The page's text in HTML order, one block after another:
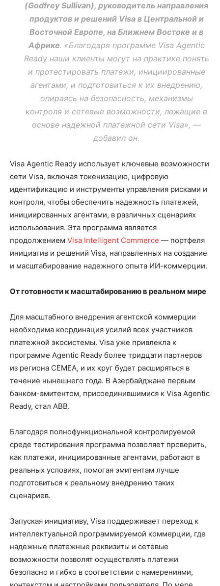
(Godfrey Sullivan), руководитель направления
продуктов и решений Visa в Центральной и
Восточной Европе, на Ближнем Востоке и в
Африке. «Благодаря программе Visa Agentic
Ready наши клиенты могут на практике понять
и протестировать платежи, инициированные
агентами, и подготовиться к их внедрению,
опираясь на безопасность, механизмы
контроля и сетевые возможности, лежащие в
основе надежной платежной сети Visa», —
добавил он.
Visa Agentic Ready использует ключевые возможности
сети Visa, включая токенизацию, цифровую
идентификацию и инструменты управления рисками и
контроля, чтобы обеспечить надежность платежей,
инициированных агентами, в различных сценариях
использования. Эта программа является
продолжением Visa Intelligent Commerce — портфеля
инициатив и решений Visa, направленных на создание
и масштабирование надежного опыта ИИ-коммерции.
От готовности к масштабированию в реальном мире
Для масштабного внедрения агентской коммерции
необходима координация усилий всех участников
платежной экосистемы. Visa уже привлекла к
программе Agentic Ready более тридцати партнеров
из региона СЕМЕА, и их круг будет расширяться в
течение нынешнего года. В Азербайджане первым
банком-эмитентом, присоединившимися к Visa Agentic
Ready, стал ABB.
Благодаря полнофункциональной контролируемой
среде тестирования программа позволяет проверить,
как платежи, инициированные агентами, работают в
реальных условиях, помогая эмитентам лучше
подготовиться к реальному внедрению таких
сценариев.
Запуская инициативу, Visa поддерживает переход к
интеллектуальной программируемой коммерции, где
надежные платежные реквизиты и сетевые
возможности позволят осуществлять платежи
безопасно и гибко в соответствии с намерениями,